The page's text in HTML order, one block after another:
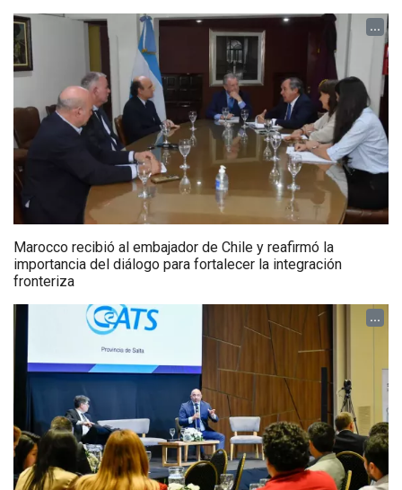
...
Marocco recibió al embajador de Chile y reafirmó la
importancia del diálogo para fortalecer la integración
fronteriza
...